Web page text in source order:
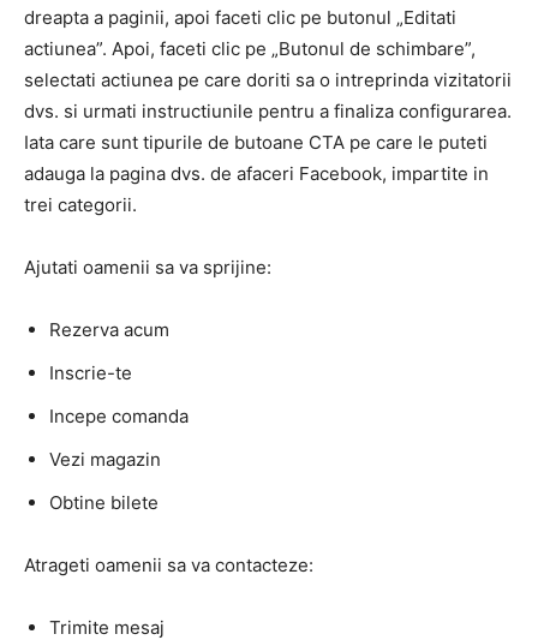
dreapta a paginii, apoi faceti clic pe butonul „Editati
actiunea”. Apoi, faceti clic pe „Butonul de schimbare”,
selectati actiunea pe care doriti sa o intreprinda vizitatorii
dvs. si urmati instructiunile pentru a finaliza configurarea.
Iata care sunt tipurile de butoane CTA pe care le puteti
adauga la pagina dvs. de afaceri Facebook, impartite in
trei categorii.
Ajutati oamenii sa va sprijine:
Rezerva acum
Inscrie-te
Incepe comanda
Vezi magazin
Obtine bilete
Atrageti oamenii sa va contacteze:
Trimite mesaj